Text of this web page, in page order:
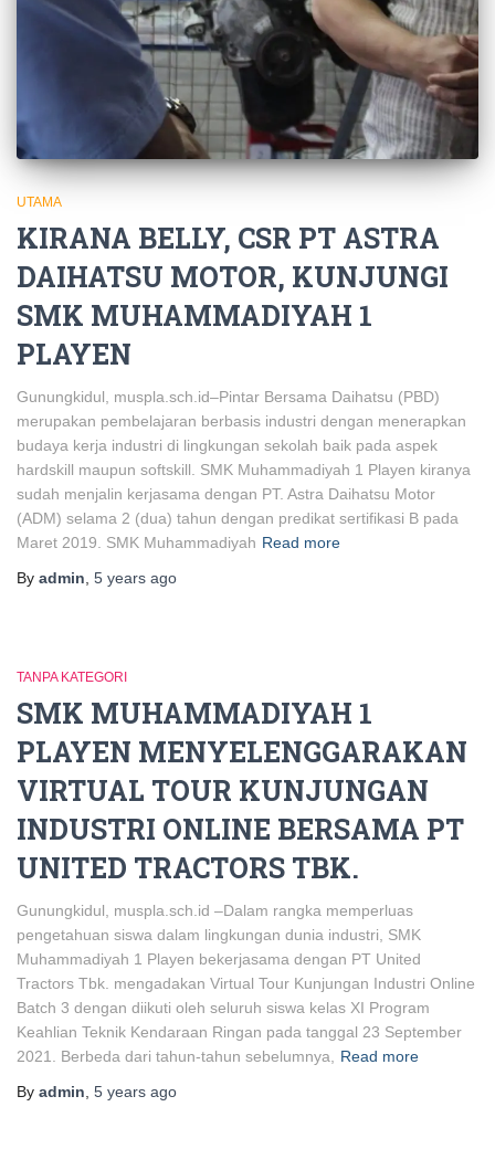
UTAMA
KIRANA BELLY, CSR PT ASTRA
DAIHATSU MOTOR, KUNJUNGI
SMK MUHAMMADIYAH 1
PLAYEN
Gunungkidul, muspla.sch.id–Pintar Bersama Daihatsu (PBD)
merupakan pembelajaran berbasis industri dengan menerapkan
budaya kerja industri di lingkungan sekolah baik pada aspek
hardskill maupun softskill. SMK Muhammadiyah 1 Playen kiranya
sudah menjalin kerjasama dengan PT. Astra Daihatsu Motor
(ADM) selama 2 (dua) tahun dengan predikat sertifikasi B pada
Maret 2019. SMK Muhammadiyah Read more
By admin 5 years ago
TANPA KATEGORI
SMK MUHAMMADIYAH 1
PLAYEN MENYELENGGARAKAN
VIRTUAL TOUR KUNJUNGAN
INDUSTRI ONLINE BERSAMA PT
UNITED TRACTORS TBK.
Gunungkidul, muspla.sch.id –Dalam rangka memperluas
pengetahuan siswa dalam lingkungan dunia industri, SMK
Muhammadiyah 1 Playen bekerjasama dengan PT United
Tractors Tbk. mengadakan Virtual Tour Kunjungan Industri Online
Batch 3 dengan diikuti oleh seluruh siswa kelas XI Program
Keahlian Teknik Kendaraan Ringan pada tanggal 23 September
2021. Berbeda dari tahun-tahun sebelumnya,
Read more
By admin 5 years ago